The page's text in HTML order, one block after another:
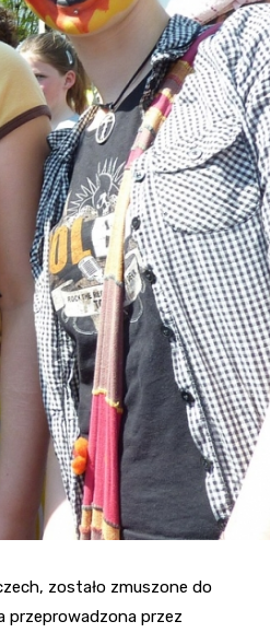
zostało zmuszone do
przeprowadzona przez